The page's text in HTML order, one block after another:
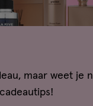
maar weet je